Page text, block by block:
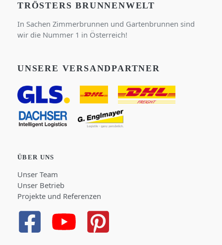
TRÖSTERS BRUNNENWELT
In Sachen Zimmerbrunnen und Gartenbrunnen sind
wir die Nummer 1 in Österreich!
UNSERE VERSANDPARTNER
ÜBER UNS
Unser Team
Unser Betrieb
Projekte und Referenzen